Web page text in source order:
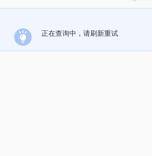
正在查询中，请刷新重试